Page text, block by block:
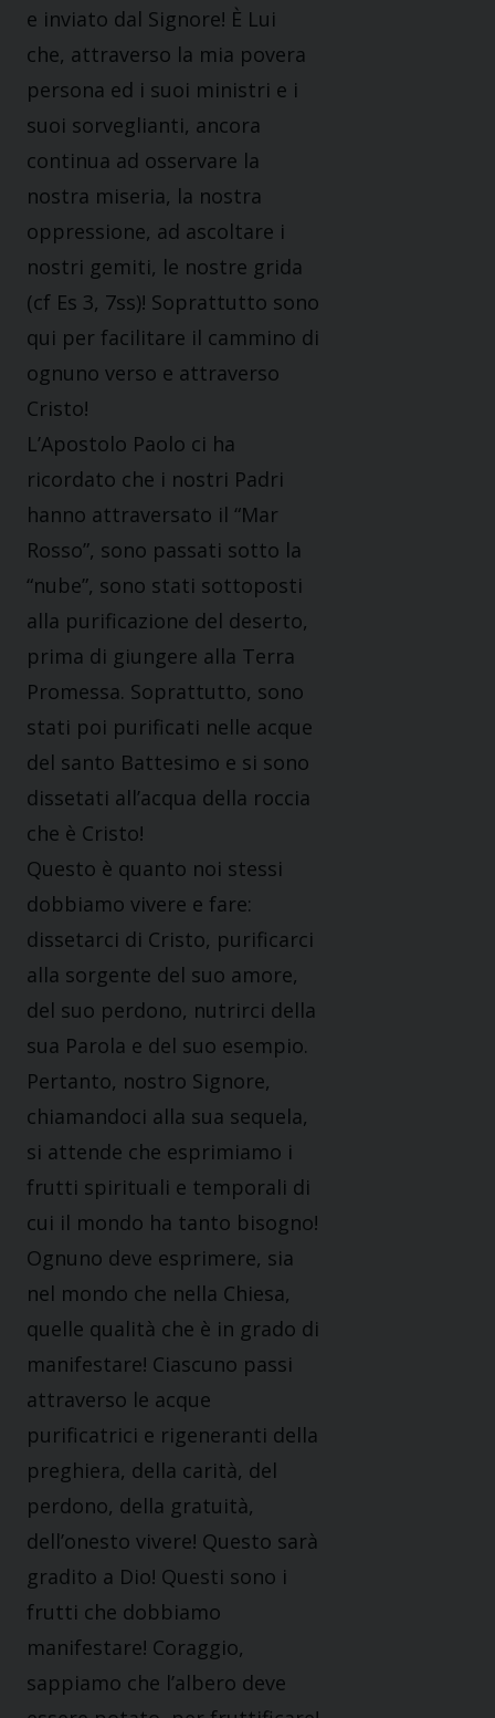
e inviato dal Signore! È Lui
che, attraverso la mia povera
persona ed i suoi ministri e i
suoi sorveglianti, ancora
continua ad osservare la
nostra miseria, la nostra
oppressione, ad ascoltare i
nostri gemiti, le nostre grida
(cf Es 3, 7ss)! Soprattutto sono
qui per facilitare il cammino di
ognuno verso e attraverso
Cristo!
L’Apostolo Paolo ci ha
ricordato che i nostri Padri
hanno attraversato il “Mar
Rosso”, sono passati sotto la
“nube”, sono stati sottoposti
alla purificazione del deserto,
prima di giungere alla Terra
Promessa. Soprattutto, sono
stati poi purificati nelle acque
del santo Battesimo e si sono
dissetati all’acqua della roccia
che è Cristo!
Questo è quanto noi stessi
dobbiamo vivere e fare:
dissetarci di Cristo, purificarci
alla sorgente del suo amore,
del suo perdono, nutrirci della
sua Parola e del suo esempio.
Pertanto, nostro Signore,
chiamandoci alla sua sequela,
si attende che esprimiamo i
frutti spirituali e temporali di
cui il mondo ha tanto bisogno!
Ognuno deve esprimere, sia
nel mondo che nella Chiesa,
quelle qualità che è in grado di
manifestare! Ciascuno passi
attraverso le acque
purificatrici e rigeneranti della
preghiera, della carità, del
perdono, della gratuità,
dell’onesto vivere! Questo sarà
gradito a Dio! Questi sono i
frutti che dobbiamo
manifestare! Coraggio,
sappiamo che l’albero deve